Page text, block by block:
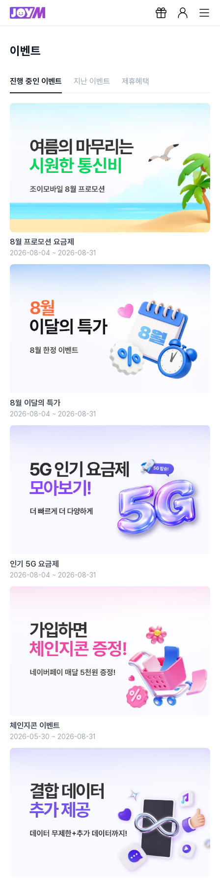
이벤트
진행 중인 이벤트 지난 이벤트 제휴혜택
8월 프로모션 요금제
2026-08-04 ~ 2026-08-31
8월 이달의 특가
2026-08-04 ~ 2026-08-31
인기 5G 요금제
2026-08-04 ~ 2026-08-31
체인지콘 이벤트
2026-05-30 ~ 2026-08-31